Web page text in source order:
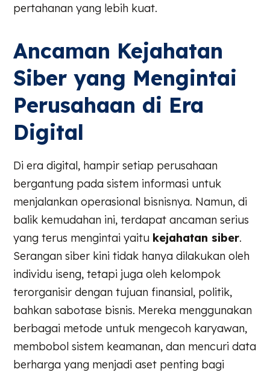
pertahanan yang lebih kuat.
Ancaman Kejahatan
Siber yang Mengintai
Perusahaan di Era
Digital
Di era digital, hampir setiap perusahaan
bergantung pada sistem informasi untuk
menjalankan operasional bisnisnya. Namun, di
balik kemudahan ini, terdapat ancaman serius
yang terus mengintai yaitu kejahatan siber.
Serangan siber kini tidak hanya dilakukan oleh
individu iseng, tetapi juga oleh kelompok
terorganisir dengan tujuan finansial, politik,
bahkan sabotase bisnis. Mereka menggunakan
berbagai metode untuk mengecoh karyawan,
membobol sistem keamanan, dan mencuri data
berharga yang menjadi aset penting bagi